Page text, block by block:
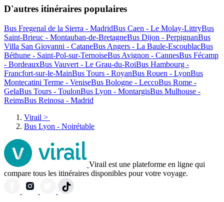
D'autres itinéraires populaires
Bus Fregenal de la Sierra - MadridBus Caen - Le Molay-LittryBus
Saint-Brieuc - Montauban-de-BretagneBus Dijon - PerpignanBus
Villa San Giovanni - CataneBus Angers - La Baule-EscoublacBus
Béthune - Saint-Pol-sur-TernoiseBus Avignon - CannesBus Fécamp
- BordeauxBus Vauvert - Le Grau-du-RoiBus Hambourg -
Francfort-sur-le-MainBus Tours - RoyanBus Rouen - LyonBus
Montecatini Terme - VeniseBus Bologne - LeccoBus Rome -
GelaBus Tours - ToulonBus Lyon - MontargisBus Mulhouse -
ReimsBus Reinosa - Madrid
Virail >
Bus Lyon - Noirétable
Virail est une plateforme en ligne qui
compare tous les itinéraires disponibles pour votre voyage.